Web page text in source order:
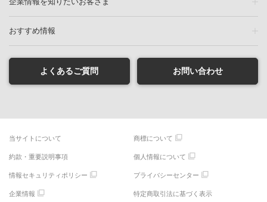
おすすめ情報
よくあるご質問 お問い合わせ
当サイトについて 商標について
約款・重要説明事項 個人情報について
情報セキュリティポリシー プライバシーセンター
企業情報 特定商取引法に基づく表示